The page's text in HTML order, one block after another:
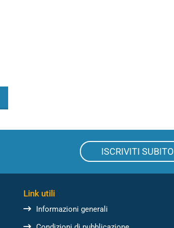
ISCRIVITI SUBITO
Link utili
Informazioni generali